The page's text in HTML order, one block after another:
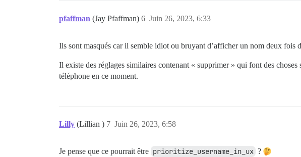
pfaffman (Jay Pfaffman) Juin 26, 2023, 6:33
6
Ils sont masqués car il semble idiot ou bruyant d’afficher un nom deux fois
Il existe des réglages similaires contenant « supprimer » qui font des
téléphone en ce moment.
Lilly (Lillian ) Juin 26, 2023, 6:58
7
Je pense que ce pourrait être prioritize_username_in_ux ?